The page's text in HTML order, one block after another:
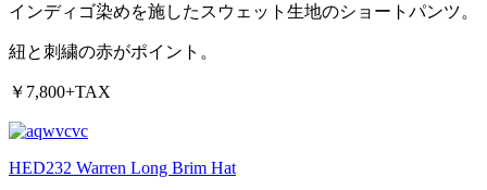
インディゴ染めを施したスウェット生地のショートパンツ。
紐と刺繍の赤がポイント。
￥7,800+TAX
HED232 Warren Long Brim Hat